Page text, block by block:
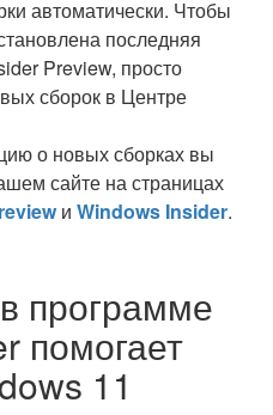
автоматически. Чтобы
последняя
Preview, просто
сборок в Центре
о новых сборках вы
сайте на страницах
и Windows Insider.
программе
помогает
11